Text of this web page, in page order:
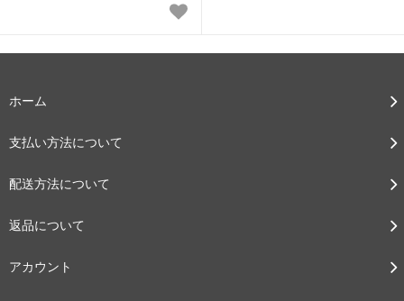
ホーム
支払い方法について
配送方法について
返品について
アカウント